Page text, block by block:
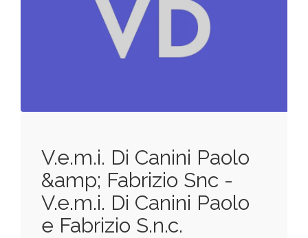
V.e.m.i. Di Canini Paolo
&amp; Fabrizio Snc -
V.e.m.i. Di Canini Paolo
e Fabrizio S.n.c.